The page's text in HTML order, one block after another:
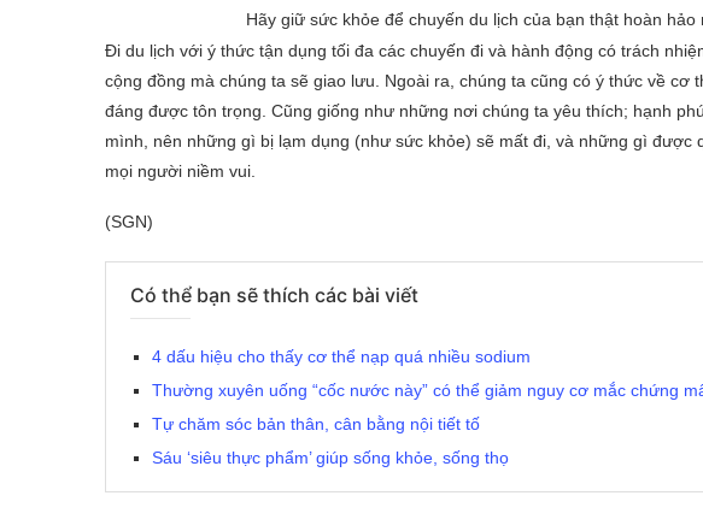
Hãy giữ sức khỏe để chuyến du lịch của bạn thật hoàn hảo
Đi du lịch với ý thức tận dụng tối đa các chuyến đi và hành động có trách
cộng đồng mà chúng ta sẽ giao lưu. Ngoài ra, chúng ta cũng có ý thức về cơ
đáng được tôn trọng. Cũng giống như những nơi chúng ta yêu thích; hạnh
mình, nên những gì bị lạm dụng (như sức khỏe) sẽ mất đi, và những gì được
mọi người niềm vui.
(SGN)
Có thể bạn sẽ thích các bài viết
4 dấu hiệu cho thấy cơ thể nạp quá nhiều sodium
Thường xuyên uống “cốc nước này” có thể giảm nguy cơ mắc chứng
Tự chăm sóc bản thân, cân bằng nội tiết tố
Sáu ‘siêu thực phẩm’ giúp sống khỏe, sống thọ